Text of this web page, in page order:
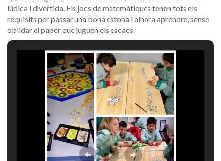
lúdica i divertida. Els jocs de matemàtiques tenen tots els
requisits per passar una bona estona i alhora aprendre, sense
oblidar el paper que juguen els escacs.